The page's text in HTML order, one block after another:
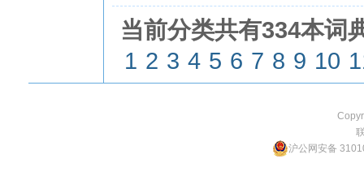
当前分类共有334本词
1 2 3 4 5 6 7 8 9 10
沪公网安备